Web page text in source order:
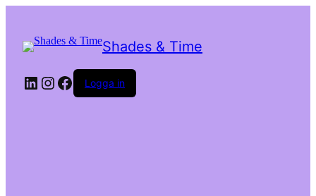
Shades & Time
LinkedIn
Instagram
Facebook
Logga in